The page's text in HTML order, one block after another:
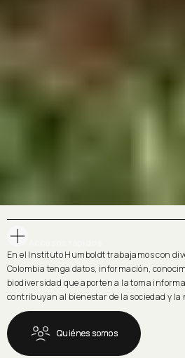
Los Institutos de
respaldan
en el Plan de
hipopótamos en
Leer historia
Slide 2 of
Sin eventos
Preguntas frecuentes
En el Instituto Humboldt trabajamos con
Colombia tenga datos, información,
biodiversidad que aporten a la toma
contribuyan al bienestar de la sociedad y
Quiénes somos
Quiénes somos